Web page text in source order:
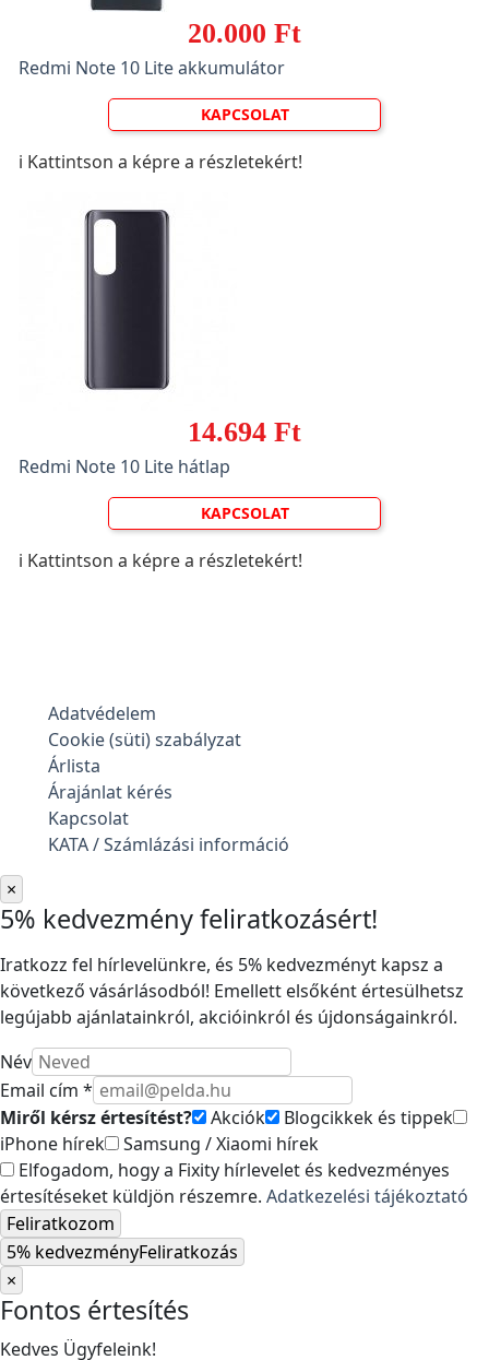
20.000 Ft
Redmi Note 10 Lite akkumulátor
KAPCSOLAT
ℹ️ Kattintson a képre a részletekért!
14.694 Ft
Redmi Note 10 Lite hátlap
KAPCSOLAT
ℹ️ Kattintson a képre a részletekért!
Adatvédelem
Cookie (süti) szabályzat
Árlista
Árajánlat kérés
Kapcsolat
KATA / Számlázási információ
×
5% kedvezmény feliratkozásért!
Iratkozz fel hírlevelünkre, és 5% kedvezményt kapsz a
következő vásárlásodból! Emellett elsőként értesülhetsz
legújabb ajánlatainkról, akcióinkról és újdonságainkról.
Név
Email cím *
Miről kérsz értesítést?
Akciók
Blogcikkek és tippek
iPhone hírek
Samsung / Xiaomi hírek
Elfogadom, hogy a Fixity hírlevelet és kedvezményes
értesítéseket küldjön részemre. Adatkezelési tájékoztató
Feliratkozom
5% kedvezményFeliratkozás
×
Fontos értesítés
Kedves Ügyfeleink!